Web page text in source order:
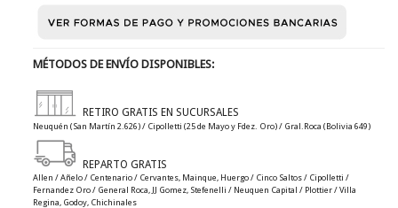
MÉTODOS DE ENVÍO DISPONIBLES:
RETIRO GRATIS EN SUCURSALES
Neuquén (San Martín 2.626) / Cipolletti (25 de Mayo y Fdez. Oro) / Gral.Roca (Bolivia 649)
REPARTO GRATIS
Allen / Añelo / Centenario / Cervantes, Mainque, Huergo / Cinco Saltos / Cipolletti /
Fernandez Oro / General Roca, JJ Gomez, Stefenelli / Neuquen Capital / Plottier / Villa
Regina, Godoy, Chichinales